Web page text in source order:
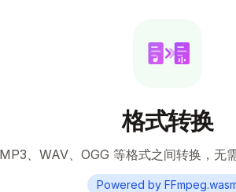
格式转换
、WAV、OGG 等格式之间转换，无
Powered by